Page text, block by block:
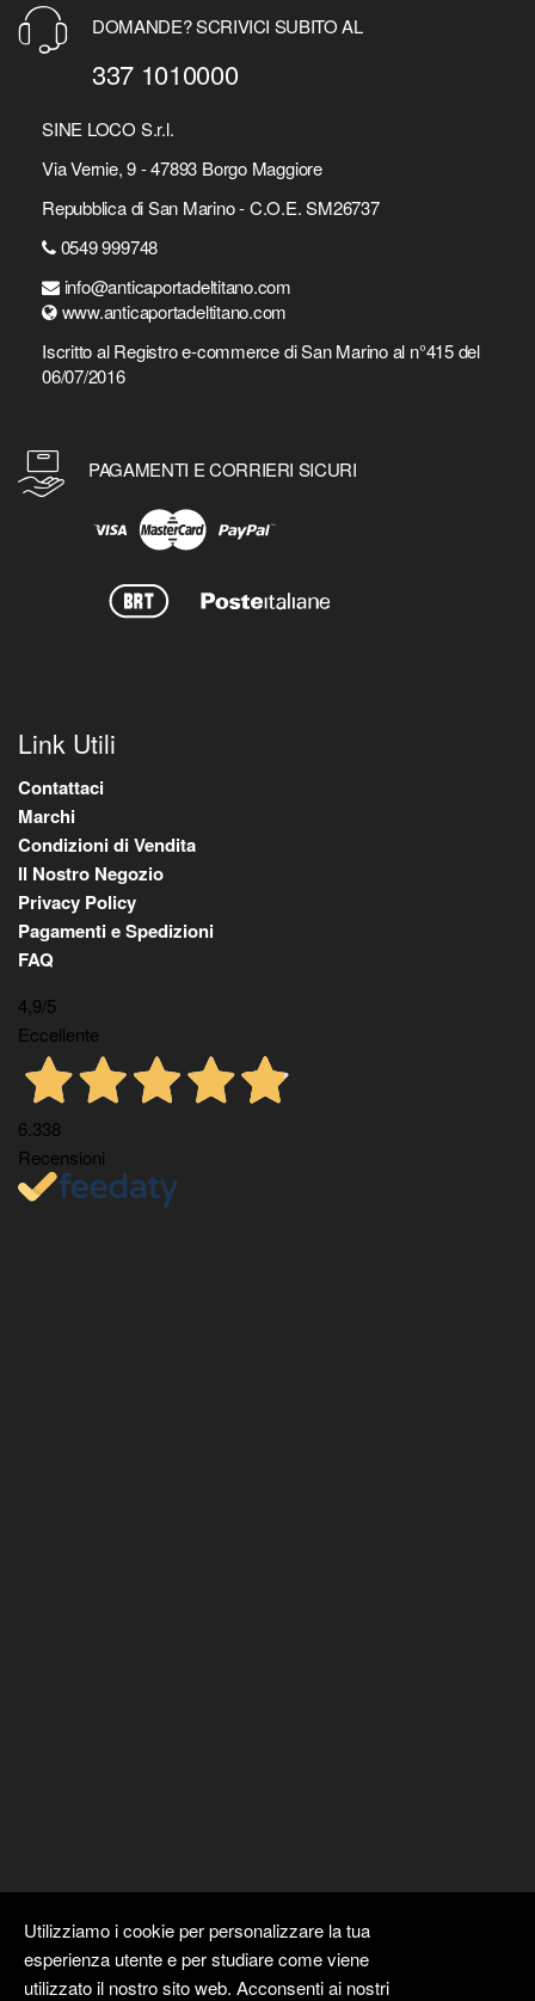
DOMANDE? SCRIVICI SUBITO AL
337 1010000
SINE LOCO S.r.l.
Via Vernie, 9 - 47893 Borgo Maggiore
Repubblica di San Marino - C.O.E. SM26737
0549 999748
info@anticaportadeltitano.com
www.anticaportadeltitano.com
Iscritto al Registro e-commerce di San Marino al n°415 del
06/07/2016
PAGAMENTI E CORRIERI SICURI
Link Utili
Contattaci
Marchi
Condizioni di Vendita
Il Nostro Negozio
Privacy Policy
Pagamenti e Spedizioni
FAQ
4,9/5
Eccellente
6.338
Recensioni
Utilizziamo i cookie per personalizzare la tua
esperienza utente e per studiare come viene
utilizzato il nostro sito web. Acconsenti ai nostri